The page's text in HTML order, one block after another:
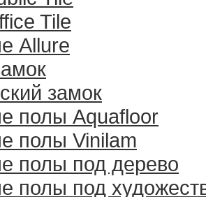
Tile
Allure
замок
полы Aquafloor
полы Vinilam
полы под дерево
полы под